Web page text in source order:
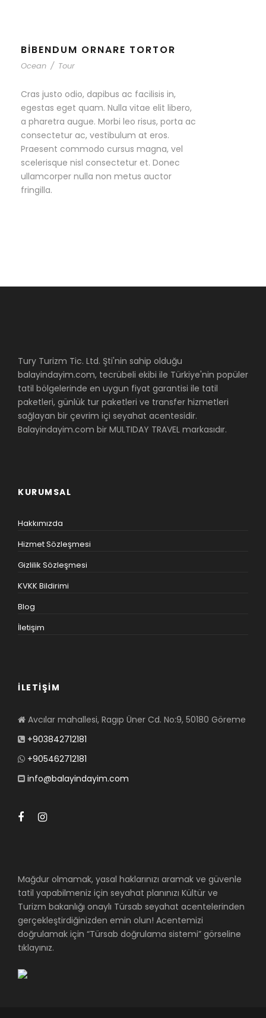
BIBENDUM ORNARE TORTOR
Ocean / Tour
Cras justo odio, dapibus ac facilisis in,
egestas eget quam. Nulla vitae elit libero,
a pharetra augue. Morbi leo risus, porta ac
consectetur ac, vestibulum at eros.
Praesent commodo cursus magna, vel
scelerisque nisl consectetur et. Donec
ullamcorper nulla non metus auctor
fringilla.
Tury Turizm Tic. Ltd. Şti'nin sahip olduğu
balayindayim.com, tecrübeli ekibi ile Türkiye'nin popüler
tatil bölgelerinde en uygun fiyat garantisi ile tatil
paketleri, günlük tur paketleri ve transfer hizmetleri
sağlayan bir çevrim içi seyahat acentesidir.
Balayindayim.com bir MULTIDAY TRAVEL markasıdır.
KURUMSAL
Hakkımızda
Hizmet Sözleşmesi
Gizlilik Sözleşmesi
KVKK Bildirimi
Blog
İletişim
İLETİŞİM
Avcılar mahallesi, Ragıp Üner Cd. No:9, 50180 Göreme
+903842712181
+905462712181
info@balayindayim.com
Mağdur olmamak, yasal haklarınızı aramak ve güvenle
tatil yapabilmeniz için seyahat planınızı Kültür ve
Turizm bakanlığı onaylı Türsab seyahat acentelerinden
gerçekleştirdiğinizden emin olun! Acentemizi
doğrulamak için “Türsab doğrulama sistemi” görseline
tıklayınız.